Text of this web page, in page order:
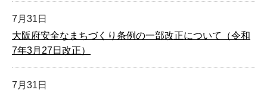
7月31日
大阪府安全なまちづくり条例の一部改正について（令和
7年3月27日改正）
7月31日